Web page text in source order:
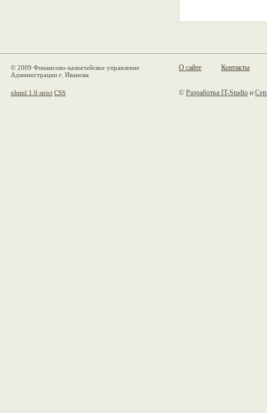
© 2009 Финансово-казначейское управление
Администрации г. Иванова
О сайте Контакты
© Разработка IT-Studio и
xhtml 1.0 strict CSS